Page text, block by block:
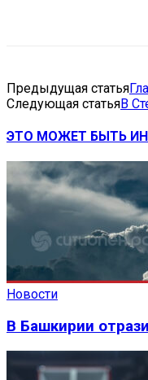
Предыдущая статья
Следующая статьяВ
ЭТО МОЖЕТ БЫТЬ
Новости
В Башкирии